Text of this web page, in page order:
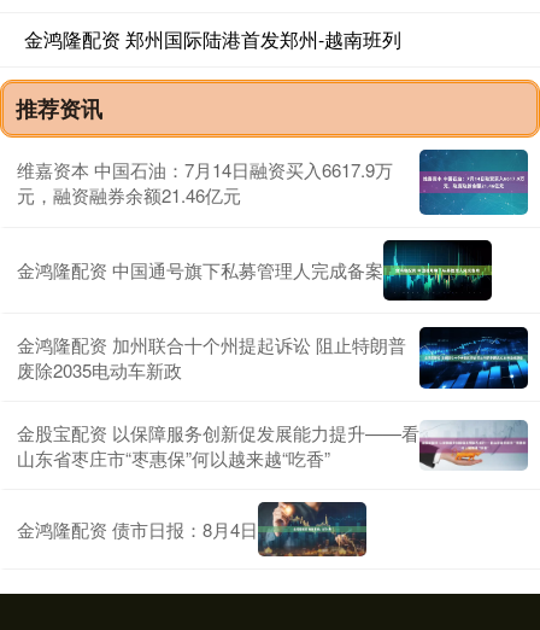
金鸿隆配资 郑州国际陆港首发郑州-越南班列
推荐资讯
维嘉资本 中国石油：7月14日融资买入6617.9万
元，融资融券余额21.46亿元
金鸿隆配资 中国通号旗下私募管理人完成备案
金鸿隆配资 加州联合十个州提起诉讼 阻止特朗普
废除2035电动车新政
金股宝配资 以保障服务创新促发展能力提升——看
山东省枣庄市“枣惠保”何以越来越“吃香”
金鸿隆配资 债市日报：8月4日